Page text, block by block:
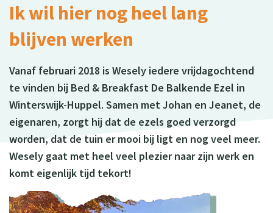
Ik wil hier nog heel lang
blijven werken
Vanaf februari 2018 is Wesely iedere vrijdagochtend
te vinden bij Bed & Breakfast De Balkende Ezel in
Winterswijk-Huppel. Samen met Johan en Jeanet, de
eigenaren, zorgt hij dat de ezels goed verzorgd
worden, dat de tuin er mooi bij ligt en nog veel meer.
Wesely gaat met heel veel plezier naar zijn werk en
komt eigenlijk tijd tekort!